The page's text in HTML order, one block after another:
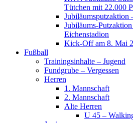
Tütchen mit 22.000
Jubiläumsputzaktion
Jubiläums-
Eichenstadion
Kick-Off am 8. Mai
Fußball
Trainingsinhalte – Jugend
Fundgrube – Vergessen
Herren
1. Mannschaft
2. Mannschaft
Alte Herren
U 45 –